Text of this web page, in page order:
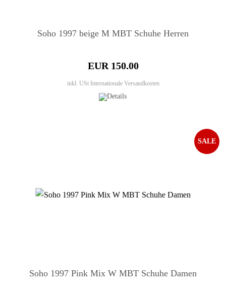
Soho 1997 beige M MBT Schuhe Herren
EUR 150.00
inkl. USt Internationale Versandkosten
Soho 1997 Pink Mix W MBT Schuhe Damen
SALE